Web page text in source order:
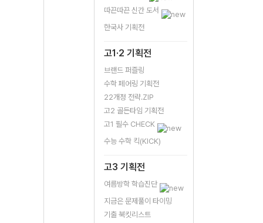
따끈따끈 신간 도서
한국사 기획전
고1·2 기획전
브랜드 퍼즐링
수학 페어링 기획전
22개정 전략.ZIP
고2 골든타임 기획전
고1 필수 CHECK
수능 수학 킥(KICK)
고3 기획전
여름방학 학습진단
지금은 문제풀이 타이밍
기출 북킷리스트